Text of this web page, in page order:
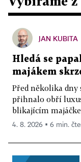
JAN KUBITA
Hledá se
majákem
Před několika dny
přihnalo obří
blikajícím
4. 8. 2026 ▪ 6 min.